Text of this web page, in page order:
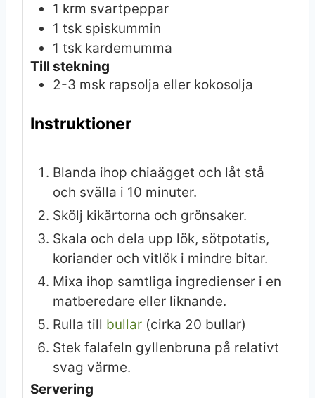
1 krm svartpeppar
1 tsk spiskummin
1 tsk kardemumma
Till stekning
2-3 msk rapsolja eller kokosolja
Instruktioner
Blanda ihop chiaägget och låt stå
och svälla i 10 minuter.
Skölj kikärtorna och grönsaker.
Skala och dela upp lök, sötpotatis,
koriander och vitlök i mindre bitar.
Mixa ihop samtliga ingredienser i en
matberedare eller liknande.
Rulla till bullar (cirka 20 bullar)
Stek falafeln gyllenbruna på relativt
svag värme.
Servering